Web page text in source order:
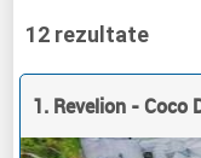
12 rezultate
1. Revelion - Coco